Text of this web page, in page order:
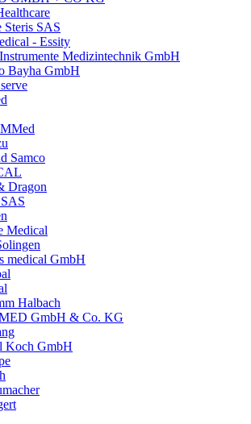
Steris SAS
- Essity
Medizintechnik GmbH
Bayha GmbH
Samco
Dragon
Medical
medical GmbH
Halbach
GmbH & Co. KG
Koch GmbH